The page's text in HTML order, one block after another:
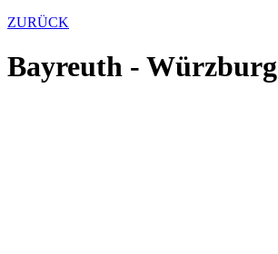
ZURÜCK
Bayreuth - Würzburg